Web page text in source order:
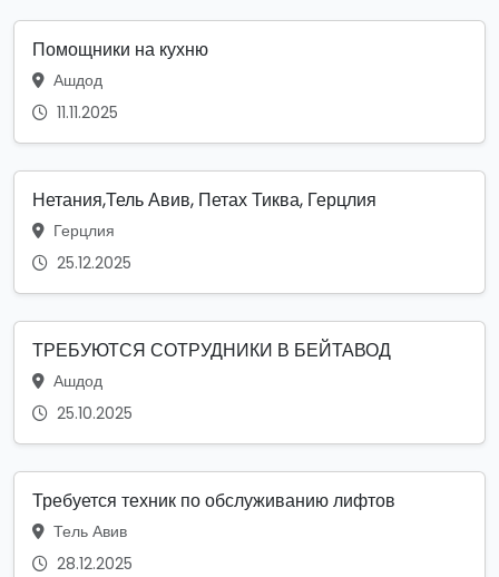
Помощники на кухню
Ашдод
11.11.2025
Нетания,Тель Авив, Петах Тиква, Герцлия
Герцлия
25.12.2025
ТРЕБУЮТСЯ СОТРУДНИКИ В БЕЙТАВОД
Ашдод
25.10.2025
Требуется техник по обслуживанию лифтов
Тель Авив
28.12.2025